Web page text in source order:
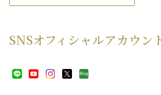
SNSオフィシャルアカウン